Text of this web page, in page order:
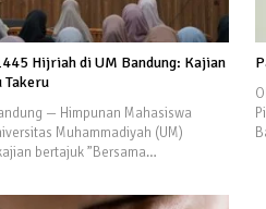
Hijriah di UM Bandung: Kajian
Takeru
— Himpunan Mahasiswa
Muhammadiyah (UM)
bertajuk ”Bersama…